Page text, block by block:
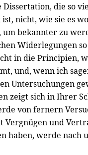
Dissertation, die so
nicht, wie sie es
um bekannter zu
Widerlegungen
in die Principien,
und, wenn ich
Untersuchungen
zeigt sich in Ihrer
von fernern
Vergnügen und
haben, werde nach